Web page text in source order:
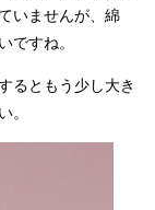
いませんが、綿
ですね。
るともう少し大き
。